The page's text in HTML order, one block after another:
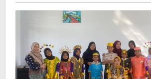
SD
dalam
Proyek
P5